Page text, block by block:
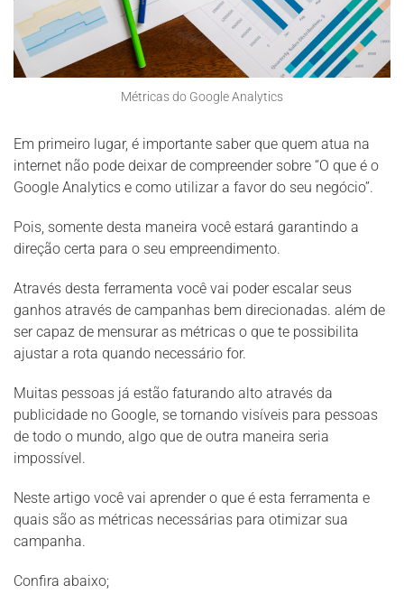
Métricas do Google Analytics
Em primeiro lugar, é importante saber que quem atua na
internet não pode deixar de compreender sobre “O que é o
Google Analytics e como utilizar a favor do seu negócio”.
Pois, somente desta maneira você estará garantindo a
direção certa para o seu empreendimento.
Através desta ferramenta você vai poder escalar seus
ganhos através de campanhas bem direcionadas. além de
ser capaz de mensurar as métricas o que te possibilita
ajustar a rota quando necessário for.
Muitas pessoas já estão faturando alto através da
publicidade no Google, se tornando visíveis para pessoas
de todo o mundo, algo que de outra maneira seria
impossível.
Neste artigo você vai aprender o que é esta ferramenta e
quais são as métricas necessárias para otimizar sua
campanha.
Confira abaixo;